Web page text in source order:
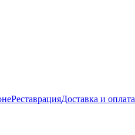
РеставрацияДоставка и оплата